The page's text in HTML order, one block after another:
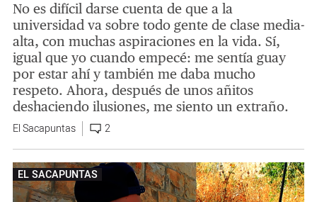
No es difícil darse cuenta de que a la
universidad va sobre todo gente de clase media-
alta, con muchas aspiraciones en la vida. Sí,
igual que yo cuando empecé: me sentía guay
por estar ahí y también me daba mucho
respeto. Ahora, después de unos añitos
deshaciendo ilusiones, me siento un extraño.
El Sacapuntas 2
EL SACAPUNTAS